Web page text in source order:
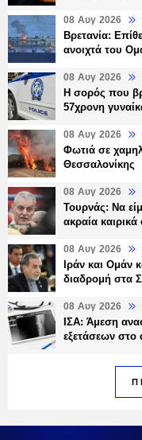
08 Αυγ 2026
Βρετανία:
ανοιχτά του
08 Αυγ 2026
Η σορός που
57χρονη
08 Αυγ 2026
Φωτιά σε
Θεσσαλονίκης
08 Αυγ 2026
Τουρνάς: Να
ακραία καιρικά
08 Αυγ 2026
Ιράν και Ομάν
διαδρομή στα
08 Αυγ 2026
ΙΣΑ: Άμεση
εξετάσεων στο